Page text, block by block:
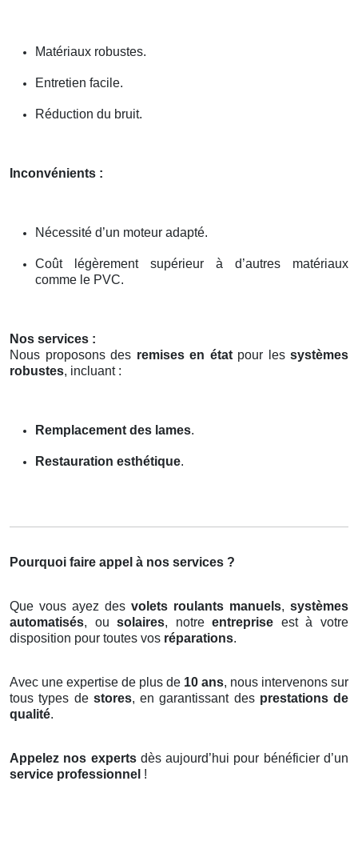
Matériaux robustes.
Entretien facile.
Réduction du bruit.
Inconvénients :
Nécessité d’un moteur adapté.
Coût légèrement supérieur à d’autres matériaux
comme le PVC.
Nos services :
Nous proposons des remises en étatpour les systèmes
robustes, incluant :
Remplacement des lames.
Restauration esthétique.
Pourquoi faire appel à nos services ?
Que vous ayez des volets roulants manuels, systèmes
automatisés, ousolaires, notreentreprise est à votre
disposition pour toutes vos réparations.
Avec une expertise de plus de 10 ans, nous intervenons sur
tous types de stores, en garantissant des prestations de
qualité.
Appelez nos expertsdès aujourd’hui pour bénéficier d’un
service professionnel !